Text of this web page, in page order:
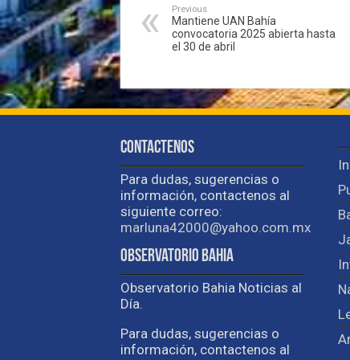
Previous
Mantiene UAN Bahía
convocatoria 2025 abierta hasta
el 30 de abril
Contactenos
Para dudas, sugerencias o
información, contactenos al
siguiente correo:
marluna42000@yahoo.com.mx
Observatorio Bahia
Observatorio Bahia Noticias al
Día.
Para dudas, sugerencias o
información, contactenos al